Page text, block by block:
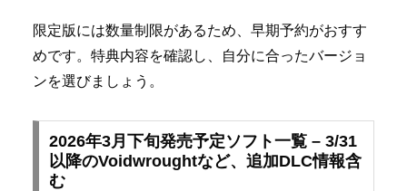
限定版には数量制限があるため、早期予約がおすす
めです。特典内容を確認し、自分に合ったバージョ
ンを選びましょう。
2026年3月下旬発売予定ソフト一覧 – 3/31
以降のVoidwroughtなど、追加DLC情報含
む